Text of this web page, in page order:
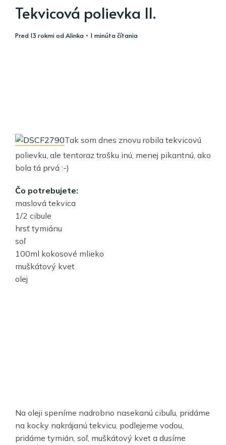
Tekvicová polievka II.
pred 13 rokmiodAlinka • 1 minúta čítania
Tak som dnes znovu robila tekvicovú
polievku, ale tentoraz trošku inú, menej pikantnú, ako
bola tá prvá :-)
Čo potrebujete:
maslová tekvica
1/2 cibule
hrsť tymiánu
soľ
100ml kokosové mlieko
muškátový kvet
olej
Na oleji speníme nadrobno nasekanú cibuľu, pridáme
na kocky nakrájanú tekvicu, podlejeme vodou,
pridáme tymián, soľ, muškátový kvet a dusíme